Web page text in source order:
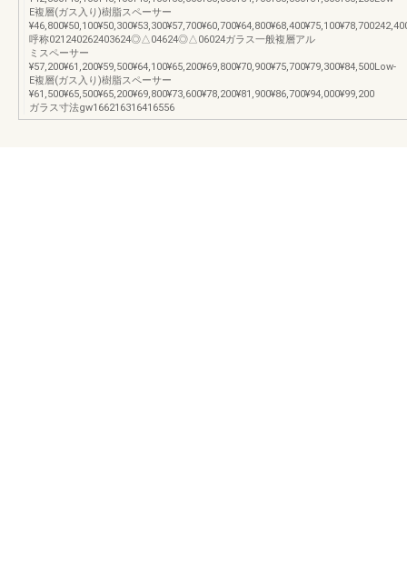
E複層(ガス入り)樹脂スペーサー
呼称021240262403624◎△04624◎△06024ガラス一般複層アル
ミスペーサー
¥57,200¥61,200¥59,500¥64,100¥65,200¥69,800¥70,900¥75,700¥79,300¥84,500Low-
E複層(ガス入り)樹脂スペーサー
¥61,500¥65,500¥65,200¥69,800¥73,600¥78,200¥81,900¥86,700¥94,000¥99,200
ガラス寸法gw166216316416556